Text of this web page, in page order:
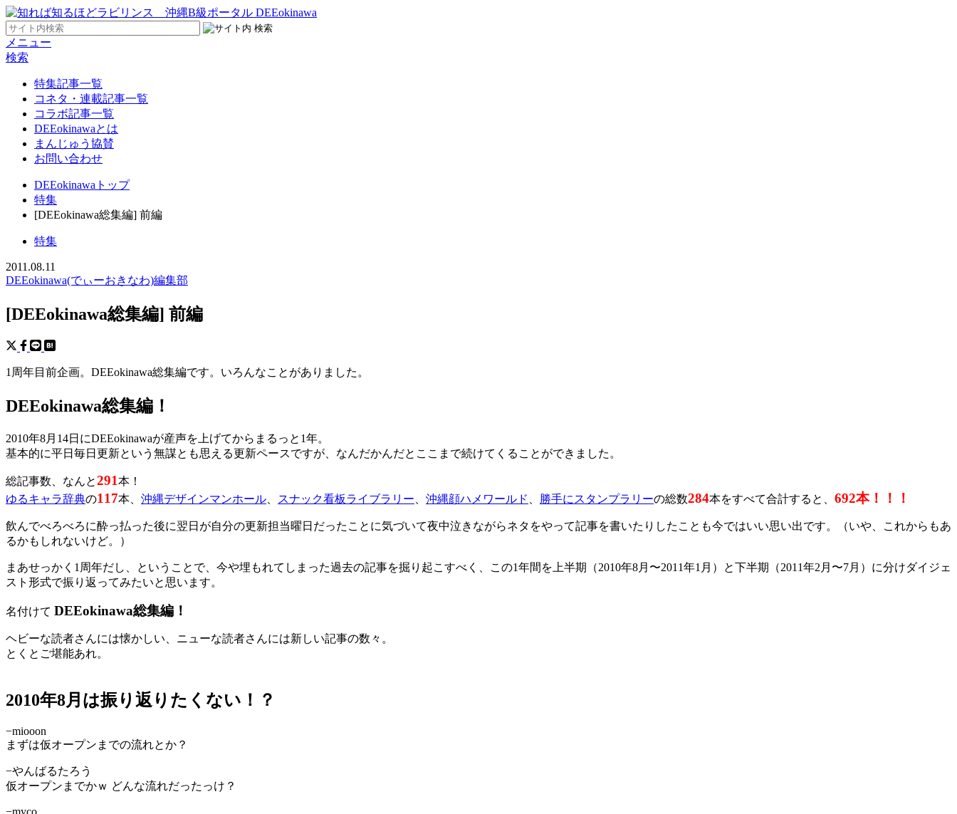
メニュー
検索
特集記事一覧
コネタ・連載記事一覧
コラボ記事一覧
DEEokinawaとは
まんじゅう協賛
お問い合わせ
DEEokinawaトップ
特集
[DEEokinawa総集編] 前編
特集
2011.08.11
DEEokinawa(でぃーおきなわ)編集部
[DEEokinawa総集編] 前編
1周年目前企画。DEEokinawa総集編です。いろんなことがありました。
DEEokinawa総集編！
2010年8月14日にDEEokinawaが産声を上げてからまるっと1年。
基本的に平日毎日更新という無謀とも思える更新ペースですが、なんだかんだとここまで続けてくることができました。
総記事数、なんと291本！
ゆるキャラ辞典の117本、 沖縄デザインマンホール スナック看板ライブラリー 沖縄顔ハメワールド 勝手にスタンプラリーの総数284本をすべて合計すると、 692本！！！
飲んでべろべろに酔っ払った後に翌日が自分の更新担当曜日だったことに気づいて夜中泣きながらネタをやって記事を書いたりしたことも今ではいい思い出です。（いや、これからもあ
るかもしれないけど。）
まあせっかく1周年だし、ということで、今や埋もれてしまった過去の記事を掘り起こすべく、この1年間を上半期（2010年8月〜2011年1月）と下半期（2011年2月〜7月）に分けダイジェ
スト形式で振り返ってみたいと思います。
名付けて DEEokinawa総集編！
ヘビーな読者さんには懐かしい、ニューな読者さんには新しい記事の数々。
とくとご堪能あれ。
2010年8月は振り返りたくない！？
−miooon
まずは仮オープンまでの流れとか？
−やんばるたろう
仮オープンまでかｗ どんな流れだったっけ？